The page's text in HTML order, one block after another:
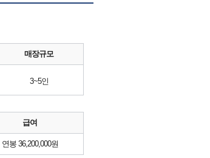
매장규모
3~5인
급여
연봉 36,200,000원